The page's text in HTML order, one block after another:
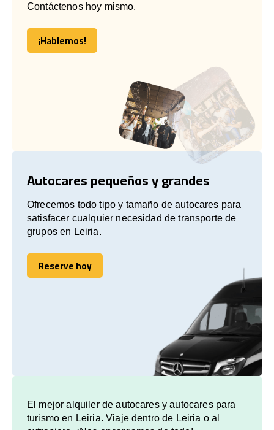
Contáctenos hoy mismo.
¡Hablemos!
¡Hablemos!
Autocares pequeños y grandes
Ofrecemos todo tipo y tamaño de autocares para
satisfacer cualquier necesidad de transporte de
grupos en Leiria.
Reserve hoy
Reserve hoy
El mejor alquiler de autocares y autocares para
turismo en Leiria. Viaje dentro de Leiria o al